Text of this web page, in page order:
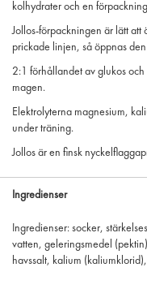
kolhydrater och en
Jollos-förpackningen är lätt
prickade linjen, så öppnas
2:1 förhållandet av glukos
magen.
Elektrolyterna magnesium,
under träning.
Jollos är en finsk
Ingredienser
Ingredienser: socker,
vatten, geleringsmedel
havssalt, kalium